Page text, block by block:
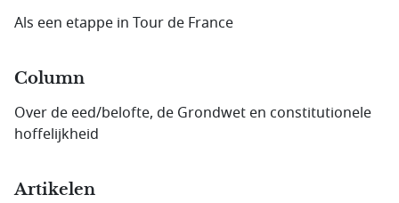
Als een etappe in Tour de France
Column
Over de eed/belofte, de Grondwet en constitutionele
hoffelijkheid
Artikelen